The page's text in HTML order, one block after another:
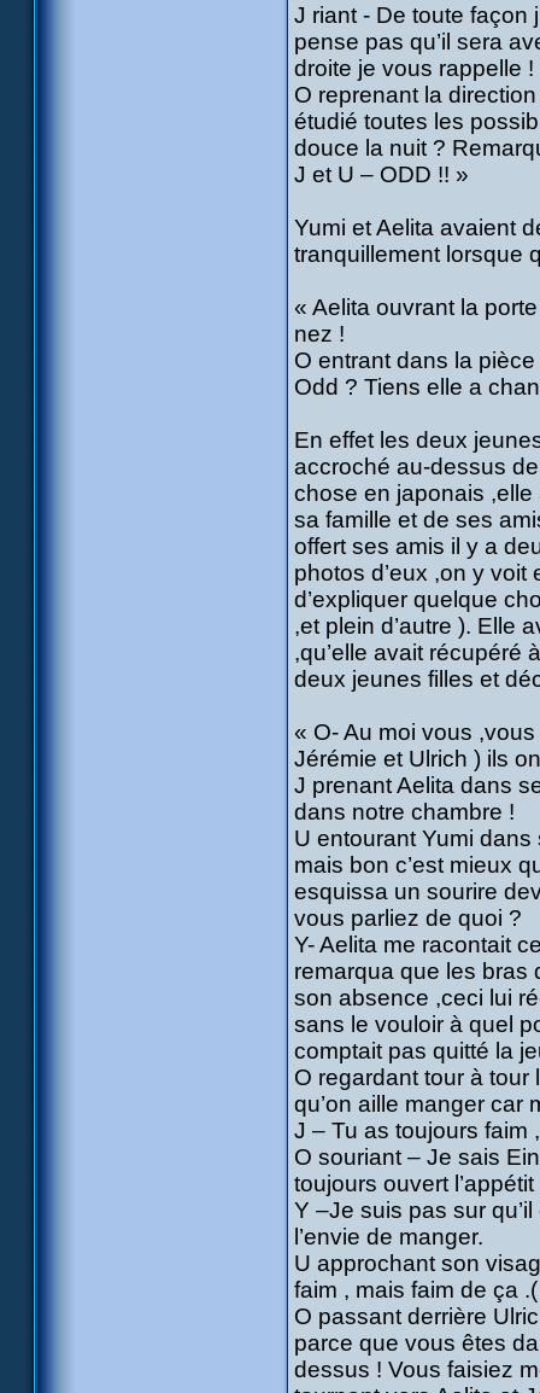
J riant - De toute façon
pense pas qu’il sera
droite je vous rappelle !
O reprenant la
étudié toutes les
douce la nuit ?
J et U – ODD !! »
Yumi et Aelita avaient
tranquillement lorsque
« Aelita ouvrant la
nez !
O entrant dans la
Odd ? Tiens elle a
En effet les deux
accroché au-dessus
chose en japonais
sa famille et de ses
offert ses amis il y a
photos d’eux ,on y voit
d’expliquer quelque
,et plein d’autre ). Elle
,qu’elle avait récupéré
deux jeunes filles et
« O- Au moi vous
Jérémie et Ulrich ) ils
J prenant Aelita dans
dans notre chambre !
U entourant Yumi dans
mais bon c’est mieux
esquissa un sourire
vous parliez de quoi ?
Y- Aelita me racontait
remarqua que les bras
son absence ,ceci lui
sans le vouloir à quel
comptait pas quitté la
O regardant tour à tour
qu’on aille manger car
J – Tu as toujours faim
O souriant – Je sais
toujours ouvert l’appétit
Y –Je suis pas sur
l’envie de manger.
U approchant son
faim , mais faim de ça
O passant derrière
parce que vous êtes
dessus ! Vous faisiez